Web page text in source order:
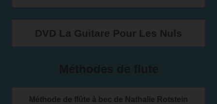
DVD La Guitare Pour Les Nuls
Méthode de flûte à bec de Nathalie Rotstein